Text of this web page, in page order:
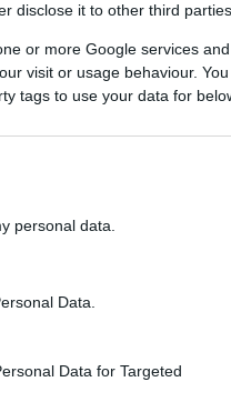
disclose it to other third parties.
or more Google services
visit or usage behaviour.
tags to use your data for
personal data.
Data.
Data for Targeted
Czajczyńskim;